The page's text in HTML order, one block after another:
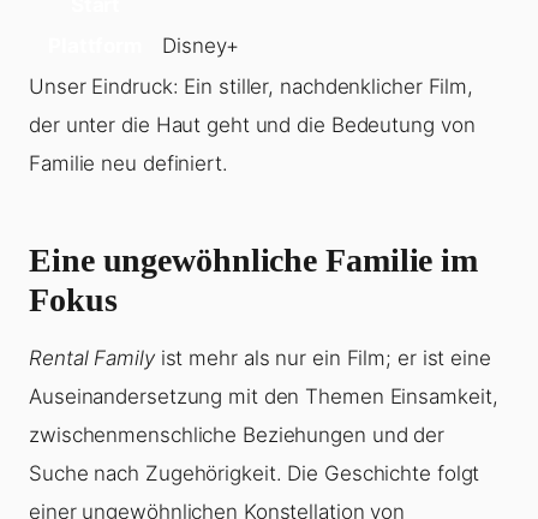
Disney+
Unser Eindruck: Ein stiller, nachdenklicher Film,
der unter die Haut geht und die Bedeutung von
Familie neu definiert.
Eine ungewöhnliche Familie im
Fokus
Rental Familyist mehr als nur ein Film; er ist eine
Auseinandersetzung mit den Themen Einsamkeit,
zwischenmenschliche Beziehungen und der
Suche nach Zugehörigkeit. Die Geschichte folgt
einer ungewöhnlichen Konstellation von